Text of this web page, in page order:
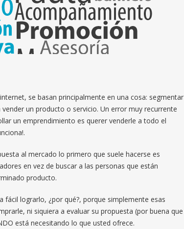
se basan principalmente en una cosa: segmentar
un producto o servicio. Un error muy recurrente
un emprendimiento es querer venderle a todo el
al mercado lo primero que suele hacerse es
en vez de buscar a las personas que están
producto.
fácil lograrlo, ¿por qué?, porque simplemente esas
ni siquiera a evaluar su propuesta (por buena que
está necesitando lo que usted ofrece.